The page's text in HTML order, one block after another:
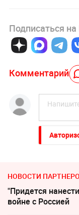
Подписаться на
Комментарий
НОВОСТИ
"Придется
войне с Россией